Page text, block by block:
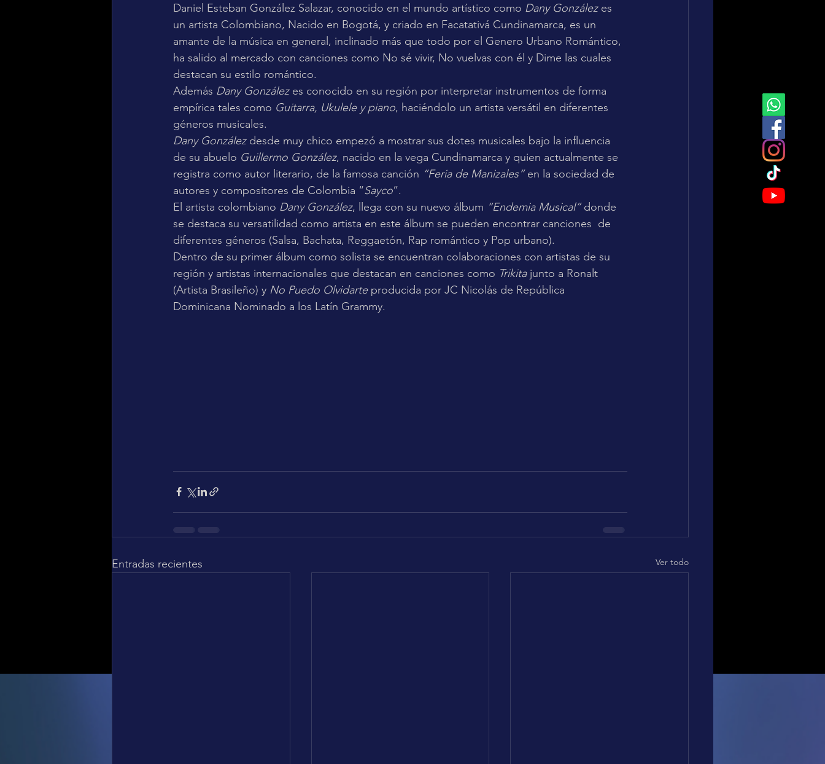
Daniel Esteban González Salazar, conocido en el mundo artístico como Dany González es
un artista Colombiano, Nacido en Bogotá, y criado en Facatativá Cundinamarca, es un
amante de la música en general, inclinado más que todo por el Genero Urbano Romántico,
ha salido al mercado con canciones como No sé vivir, No vuelvas con él y Dime las cuales
destacan su estilo romántico.
Además Dany González es conocido en su región por interpretar instrumentos de forma
empírica tales como Guitarra, Ukulele y piano, haciéndolo un artista versátil en diferentes
géneros musicales.
Dany González desde muy chico empezó a mostrar sus dotes musicales bajo la influencia
de su abuelo Guillermo González, nacido en la vega Cundinamarca y quien actualmente se
registra como autor literario, de la famosa canción “Feria de Manizales” en la sociedad de
autores y compositores de Colombia “Sayco”.
El artista colombiano Dany González, llega con su nuevo álbum “Endemia Musical” donde
se destaca su versatilidad como artista en este álbum se pueden encontrar canciones  de
diferentes géneros (Salsa, Bachata, Reggaetón, Rap romántico y Pop urbano).
Dentro de su primer álbum como solista se encuentran colaboraciones con artistas de su
región y artistas internacionales que destacan en canciones como Trikita junto a Ronalt
(Artista Brasileño) y No Puedo Olvidarte producida por JC Nicolás de República
Dominicana Nominado a los Latín Grammy.
Entradas recientes Ver todo